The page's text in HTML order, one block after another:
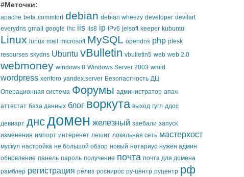
#Меточки:
apache beta commfort debian debian wheezy developer devilart
everydns gmail google ihc iis iis8 ip IPv6 jelsoft keeper kubuntu
Linux lunux mail microsoft MySQL opendns php plesk
resourses skydns Ubuntu vBulletin vbulletin5 web web 2.0
webmoney windows 8 Windows Server 2003 wmid
wordpress xenforo yandex.server Безопастность ДЦ
Операционная система Форумы администратор апач
аттестат база данных блог воркута выход гугл ддос
девиарт днсдомен железный заебали запуск
изменения импорт интеренет лешит локальная сеть мастерхост
мускул настройка не большой обзор новый нотариус нужен админ
обновление панель пароль получение почта почта для домена
рамблер регистрация релиз роснирос ру-центр руцентр рф